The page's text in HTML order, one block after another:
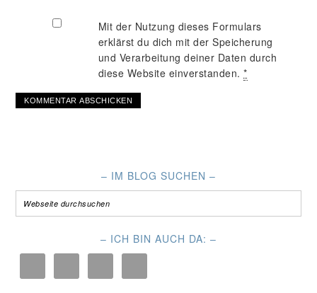
Mit der Nutzung dieses Formulars
erklärst du dich mit der Speicherung
und Verarbeitung deiner Daten durch
diese Website einverstanden.*
– IM BLOG SUCHEN –
– ICH BIN AUCH DA: –